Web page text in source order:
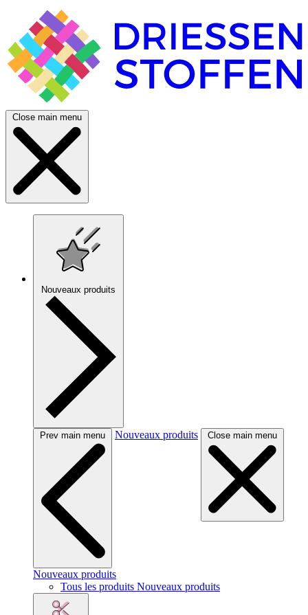
Close main menu
Nouveaux produits
Prev main menu Nouveaux produits Close main menu
Nouveaux produits
Tous les produits Nouveaux produits